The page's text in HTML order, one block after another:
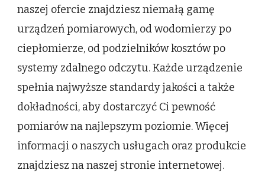
naszej ofercie znajdziesz niemałą gamę
urządzeń pomiarowych, od wodomierzy po
ciepłomierze, od podzielników kosztów po
systemy zdalnego odczytu. Każde urządzenie
spełnia najwyższe standardy jakości a także
dokładności, aby dostarczyć Ci pewność
pomiarów na najlepszym poziomie. Więcej
informacji o naszych usługach oraz produkcie
znajdziesz na naszej stronie internetowej.